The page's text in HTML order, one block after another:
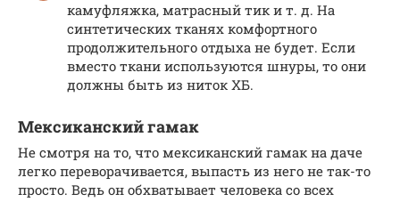
камуфляжка, матрасный тик и т. д. На
синтетических тканях комфортного
продолжительного отдыха не будет. Если
вместо ткани используются шнуры, то они
должны быть из ниток ХБ.
Мексиканский гамак
Не смотря на то, что мексиканский гамак на даче
легко переворачивается, выпасть из него не так-то
просто. Ведь он обхватывает человека со всех